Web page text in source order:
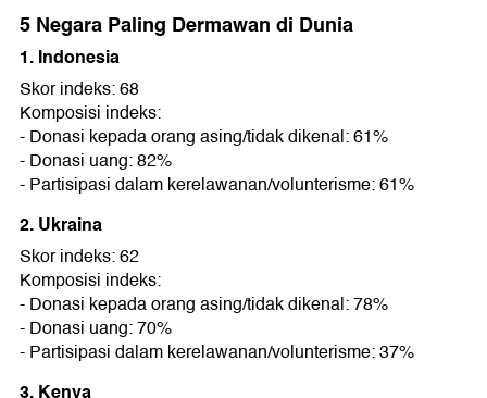
5 Negara Paling Dermawan di Dunia
1. Indonesia
Skor indeks: 68
Komposisi indeks:
- Donasi kepada orang asing/tidak dikenal: 61%
- Donasi uang: 82%
- Partisipasi dalam kerelawanan/volunterisme: 61%
2. Ukraina
Skor indeks: 62
Komposisi indeks:
- Donasi kepada orang asing/tidak dikenal: 78%
- Donasi uang: 70%
- Partisipasi dalam kerelawanan/volunterisme: 37%